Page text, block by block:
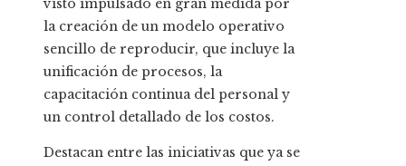
visto impulsado en gran medida por
la creación de un modelo operativo
sencillo de reproducir, que incluye la
unificación de procesos, la
capacitación continua del personal y
un control detallado de los costos.
Destacan entre las iniciativas que ya se